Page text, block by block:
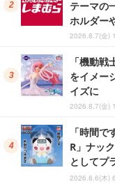
テーマの
ホルダー
2026.8.7(金)
「機動戦
をイメー
イズに
2026.8.7(金)
「時間
R」ナッ
としてプ
2026.8.6(木)